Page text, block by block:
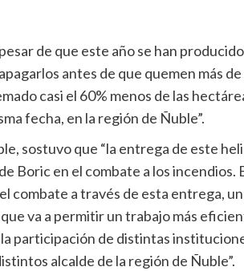
de que este año se han
antes de que quemen más
casi el 60% menos de las
fecha, en la región de Ñuble”.
sostuvo que “la entrega de este
Boric en el combate a los incendios.
combate a través de esta entrega,
va a permitir un trabajo más
participación de distintas
alcalde de la región de Ñuble”.